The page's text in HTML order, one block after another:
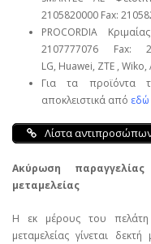
2105820000 Fax:
PROCORDIA
2107777076 Fax:
LG, Huawei, ΖΤΕ , Wiko,
Για τα προϊόντα
αποκλειστικά από εδώ
Λίστα
Ακύρωση
μεταμελείας
Η εκ μέρους του
μεταμελείας γίνεται